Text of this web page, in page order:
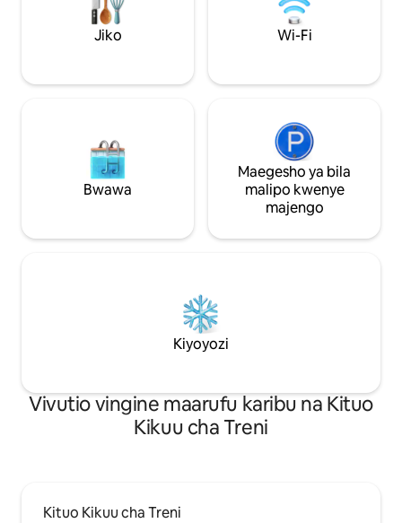
sentimita 4 tu kwenye mlango wa
Jiko Wi-Fi
Bwawa
Maegesho ya bila
malipo kwenye
majengo
Kiyoyozi
Vivutio vingine maarufu karibu na Kituo
Kikuu cha Treni
Kituo Kikuu cha Treni